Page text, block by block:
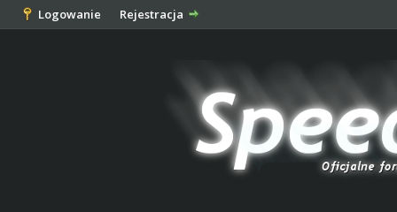
Logowanie Rejestracja